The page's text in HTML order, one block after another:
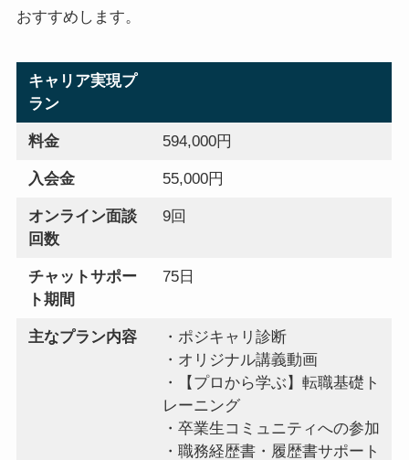
おすすめします。
キャリア実現プ
ラン
料金 594,000円
入会金 55,000円
オンライン面談
回数
9回
チャットサポー
ト期間
75日
主なプラン内容
・ポジキャリ診断
・オリジナル講義動画
・【プロから学ぶ】転職基礎ト
レーニング
・卒業生コミュニティへの参加
・職務経歴書・履歴書サポート